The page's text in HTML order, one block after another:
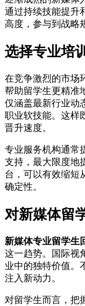
通过持续技能提升
高度，参与到战略
选择专业培
在竞争激烈的市场
帮助留学生更精准
仅涵盖最新行业动
职业软技能。这样
晋升速度。
专业服务机构通常
支持，最大限度地
台，可以有效缩短
确定性。
对新媒体留
新媒体专业留学生
这一趋势。国际视
业中的独特价值。
注入新动力。
对留学生而言，把